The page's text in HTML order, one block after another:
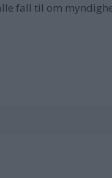
fall til om